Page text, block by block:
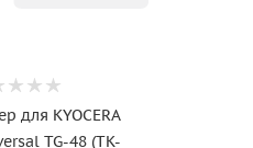
для KYOCERA
TG-48 (TK-